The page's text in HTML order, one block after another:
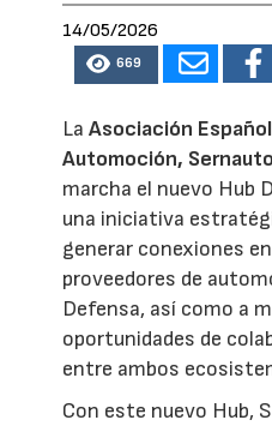
14/05/2026
669
LaAsociación
Automoción,
marcha el nuevo Hub
una iniciativa
generar conexiones
proveedores de
Defensa, así como a
oportunidades de
entre ambos
Con este nuevo Hub,